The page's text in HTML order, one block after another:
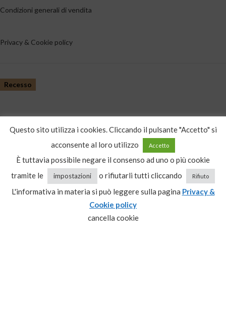
Condizioni generali di vendita
Privacy & Cookie policy
Recesso
CONTATTI
3383202297
tel: Fedele349 7780435
348 8593930
tel: Paolo349 8244042
tel e fax0743 520031
Questo sito utilizza i cookies. Cliccando il pulsante "Accetto" si
acconsente al loro utilizzo
Accetto
È tuttavia possibile negare il consenso ad uno o più cookie
tramite le
impostazioni o rifiutarli tutti cliccando Rifiuto
L'informativa in materia si può leggere sulla pagina Privacy &
Cookie policy
cancella cookie